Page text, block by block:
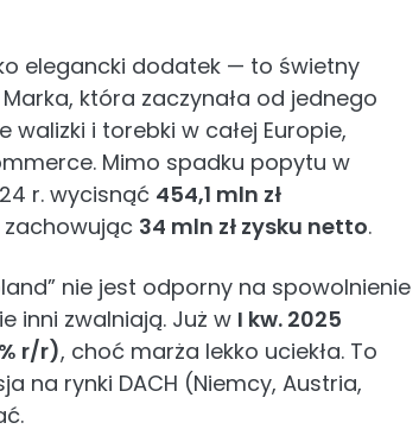
elegancki dodatek — to świetny
która zaczynała od jednego
walizki i torebki w całej Europie,
Mimo spadku popytu w
r. wycisnąć 454,1 mln zł
zachowując 34 mln zł zysku netto.
nie jest odporny na spowolnienie
inni zwalniają. Już w I kw. 2025
r/r), choć marża lekko uciekła. To
na rynki DACH (Niemcy, Austria,